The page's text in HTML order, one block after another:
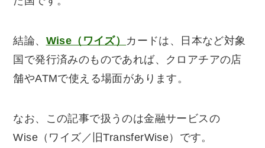
結論、 Wise（ワイズ） カードは、日本など対象
国で発行済みのものであれば、クロアチアの店
舗やATMで使える場面があります。
なお、この記事で扱うのは金融サービスの
Wise（ワイズ／旧TransferWise）です。